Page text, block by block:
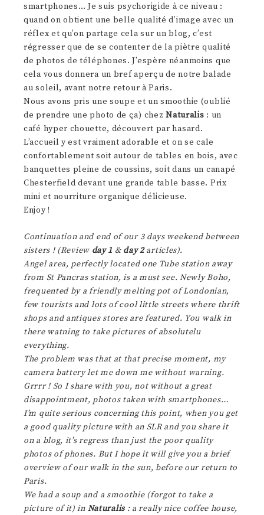
smartphones… Je suis psychorigide à ce niveau :
quand on obtient une belle qualité d’image avec un
réflex et qu’on partage cela sur un blog, c’est
régresser que de se contenter de la piètre qualité
de photos de téléphones. J’espère néanmoins que
cela vous donnera un bref aperçu de notre balade
au soleil, avant notre retour à Paris.
Nous avons pris une soupe et un smoothie (oublié
de prendre une photo de ça) chezNaturalis : un
café hyper chouette, découvert par hasard.
L’accueil y est vraiment adorable et on se cale
confortablement soit autour de tables en bois, avec
banquettes pleine de coussins, soit dans un canapé
Chesterfield devant une grande table basse. Prix
mini et nourriture organique délicieuse.
Enjoy !
Continuation and end of our 3 days weekend between
sisters ! (Review day 1 & day 2 articles).
Angel area, perfectly located one Tube station away
from St Pancras station, is a must see. Newly Boho,
frequented by a friendly melting pot of Londonian,
few tourists and lots of cool little streets where thrift
shops and antiques stores are featured. You walk in
there watning to take pictures of absolutelu
everything.
The problem was that at that precise moment, my
camera battery let me down me without warning.
Grrrr ! So I share with you, not without a great
disappointment, photos taken with smartphones…
I’m quite serious concerning this point, when you get
a good quality picture with an SLR and you share it
on a blog, it’s regress than just the poor quality
photos of phones. But I hope it will give you a brief
overview of our walk in the sun, before our return to
Paris.
We had a soup and a smoothie (forgot to take a
picture of it) in Naturalis: a really nice coffee house,